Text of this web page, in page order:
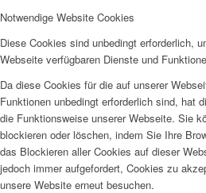
Notwendige Website Cookies
Diese Cookies sind unbedingt erforderlich,
Webseite verfügbaren Dienste und
Da diese Cookies für die auf unserer
Funktionen unbedingt erforderlich sind, hat
die Funktionsweise unserer Webseite. Sie
blockieren oder löschen, indem Sie Ihre
das Blockieren aller Cookies auf dieser
jedoch immer aufgefordert, Cookies zu
unsere Website erneut besuchen.